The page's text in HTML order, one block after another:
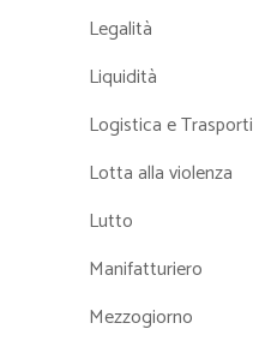
Legalità
Liquidità
Logistica e Trasporti
Lotta alla violenza
Lutto
Manifatturiero
Mezzogiorno